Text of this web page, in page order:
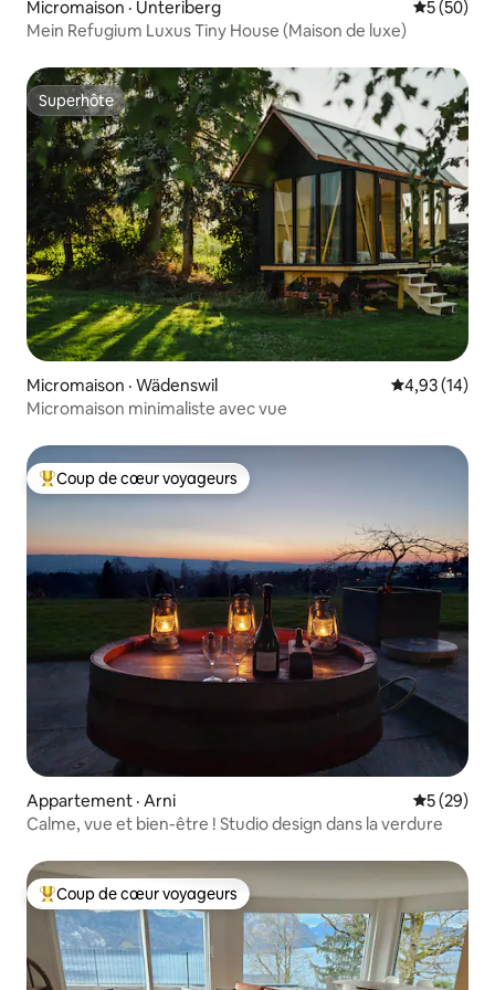
Micromaison · Unteriberg Note
5 (50)
Mein Refugium Luxus Tiny House (Maison de luxe)
Superhôte
Superhôte
Micromaison · Wädenswil Note
4,93 (14)
Micromaison minimaliste avec vue
Coup de cœur voyageurs parmi les plus aimés
Coup de cœur voyageurs
Appartement · Arni Note
5 (29)
Calme, vue et bien-être ! Studio design dans la verdure
Coup de cœur voyageurs parmi les plus aimés
Coup de cœur voyageurs